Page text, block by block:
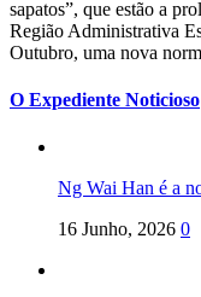
sapatos”, que estão a
Região Administrativa
Outubro, uma nova
O Expediente Noticioso
Ng Wai Han é a
16 Junho, 2026 0